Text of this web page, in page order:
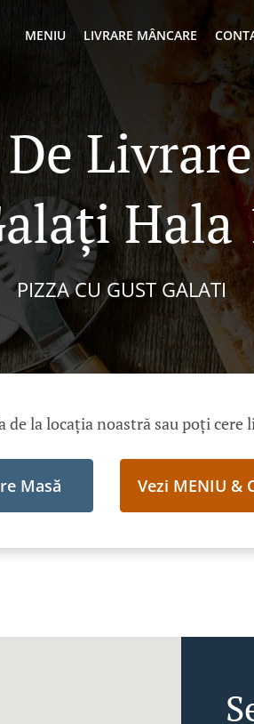
MENIU LIVRARE MÂNCARE
Hala
PIZZA CU GUST GALATI
de la locația noastră sau poți cere
Masă Vezi MENIU &